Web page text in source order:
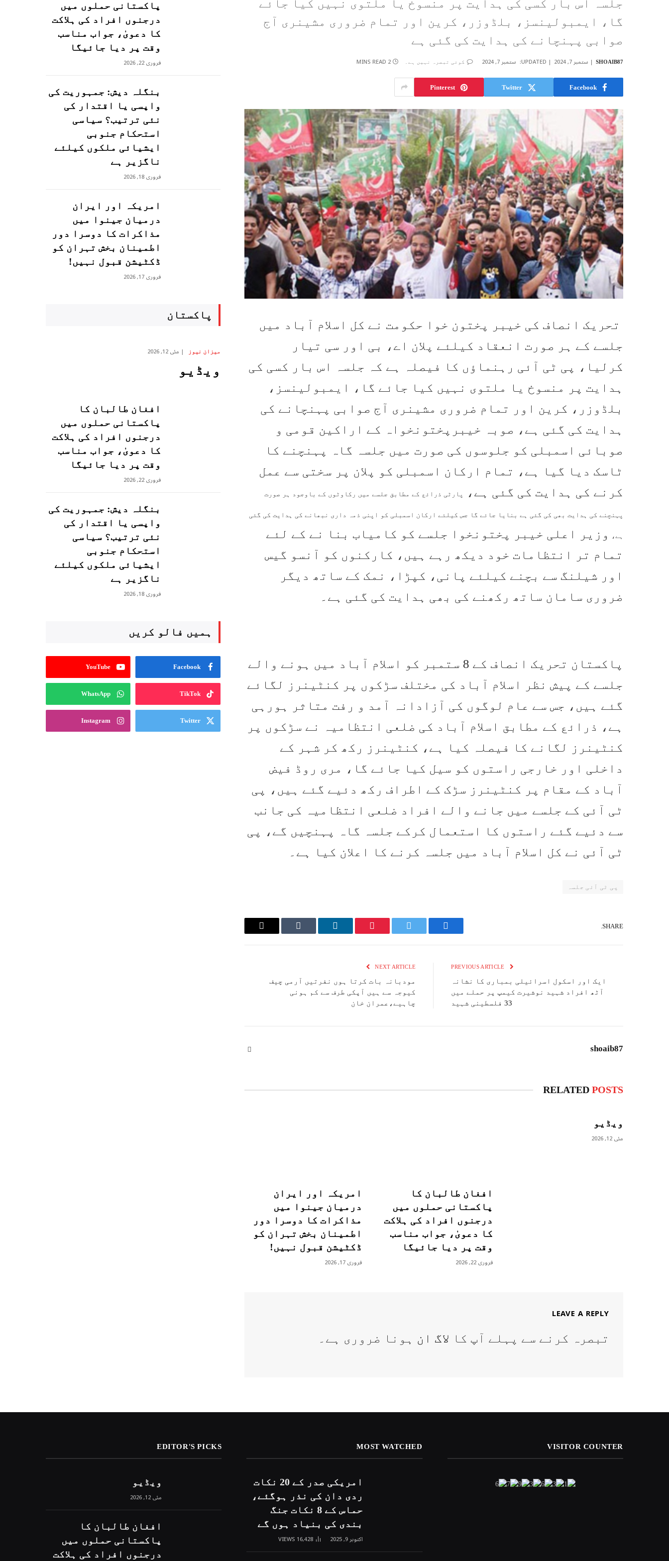
جلسہ اس بار کسی کی ہدایت پر منسوخ یا ملتوی نہیں کیا جائے
گا، ایمبولینسز، بلڈوزر، کرین اور تمام ضروری مشینری آج
صوابی پہنچانے کی ہدایت کی گئی ہے
SHOAIB87 ستمبر 7, 2024 UPDATED: ستمبر 7, 2024 کوئی تبصرہ نہیں ہے۔ 2 MINS READ
Facebook
Twitter
Pinterest
تحریک انصاف کی خیبر پختون خوا حکومت نے کل اسلام آباد میں
جلسے کے ہر صورت انعقاد کیلئے پلان اے، بی اور سی تیار
کرلیا، پی ٹی آئی رہنماؤں کا فیصلہ ہے کہ جلسہ اس بار کسی کی
ہدایت پر منسوخ یا ملتوی نہیں کیا جائے گا، ایمبولینسز،
بلڈوزر، کرین اور تمام ضروری مشینری آج صوابی پہنچانے کی
ہدایت کی گئی ہے، صوبہ خیبرپختونخواہ کے اراکین قومی و
صوبائی اسمبلی کو جلوسوں کی صورت میں جلسہ گاہ پہنچنے کا
ٹاسک دیا گیا ہے، تمام ارکان اسمبلی کو پلان پر سختی سے عمل
کرنے کی ہدایت کی گئی ہے،
پارٹی ذرائع کے مطابق جلسے میں رکاوٹوں کے باوجود ہر صورت
پہنچنے کی ہدایت بھی کی گئی ہے بنایا جائے گا جس کیلئے ارکان اسمبلی کو اپنی ذمہ داری نبھانے کی ہدایت کی گئی
ہے،
وزیر اعلی خیبر پختونخوا جلسے کو کامیاب بنا نے کے لئے
تمام تر انتظامات خود دیکھ رہے ہیں، کارکنوں کو آنسو گیس
اور شیلنگ سے بچنے کیلئے پانی، کپڑا، نمک کے ساتھ دیگر
ضروری سامان ساتھ رکھنے کی بھی ہدایت کی گئی ہے۔
پاکستان تحریک انصاف کے 8 ستمبر کو اسلام آباد میں ہونے والے
جلسے کے پیش نظر اسلام آباد کی مختلف سڑکوں پر کنٹینرز لگائے
گئے ہیں، جس سے عام لوگوں کی آزادانہ آمد و رفت متاثر ہورہی
ہے، ذرائع کے مطابق اسلام آباد کی ضلعی انتظامیہ نے سڑکوں پر
کنٹینرز لگانے کا فیصلہ کیا ہے، کنٹینرز رکھ کر شہر کے
داخلی اور خارجی راستوں کو سیل کیا جائے گا، مری روڈ فیض
آباد کے مقام پر کنٹینرز سڑک کے اطراف رکھ دئیے گئے ہیں، پی
ٹی آئی کے جلسے میں جانے والے افراد ضلعی انتظامیہ کی جانب
سے دئیے گئے راستوں کا استعمال کرکے جلسہ گاہ پہنچیں گے، پی
ٹی آئی نے کل اسلام آباد میں جلسہ کرنے کا اعلان کیا ہے۔
پی ٹی آئی جلسہ
SHARE.
Facebook
Twitter
Pinterest
LinkedIn
Tumblr
Email
ایک اور اسکول اسرائیلی بمباری کا نشانہ
آٹھ افراد شہید نوشیرت کیمپ پر حملے میں
33 فلسطینی شہید
NEXT ARTICLE
مودبانہ بات کرتا ہوں نفرتیں آرمی چیف
کیوجہ سے ہیں آپکی طرف سے کم ہونی
چاہیے،عمران خان
shoaib87
RELATED POSTS
ویڈیو
مئی 12, 2026
افغان طالبان کا
پاکستانی حملوں میں
درجنوں افراد کی ہلاکت
کا دعویٰ، جواب مناسب
وقت پر دیا جائیگا
فروری 22, 2026
امریکہ اور ایران
درمیان جینوا میں
مذاکرات کا دوسرا دور
اطمینان بخش تہران کو
ڈکٹیشن قبول نہیں!
فروری 17, 2026
LEAVE A REPLY
تبصرہ کرنے سے پہلے آپ کا لاگ ان ہونا ضروری ہے۔
پاکستانی حملوں میں
درجنوں افراد کی ہلاکت
کا دعویٰ، جواب مناسب
وقت پر دیا جائیگا
فروری 22, 2026
بنگلہ دیش: جمہوریت کی
واپسی یا اقتدار کی
نئی ترتیب؟ سیاسی
استحکام جنوبی
ایشیائی ملکوں کیلئے
ناگزیر ہے
فروری 18, 2026
امریکہ اور ایران
درمیان جینوا میں
مذاکرات کا دوسرا دور
اطمینان بخش تہران کو
ڈکٹیشن قبول نہیں!
فروری 17, 2026
پاکستان
میزان نیوز مئی 12, 2026
ویڈیو
افغان طالبان کا
پاکستانی حملوں میں
درجنوں افراد کی ہلاکت
کا دعویٰ، جواب مناسب
وقت پر دیا جائیگا
فروری 22, 2026
بنگلہ دیش: جمہوریت کی
واپسی یا اقتدار کی
نئی ترتیب؟ سیاسی
استحکام جنوبی
ایشیائی ملکوں کیلئے
ناگزیر ہے
فروری 18, 2026
ہمیں فالو کریں
Facebook
YouTube
TikTok
WhatsApp
Twitter
Instagram
VISITOR COUNTER
MOST WATCHED
امریکی صدر کے 20 نکات
ردی دان کی نذر ہوگئے،
حماس کے 8 نکات جنگ
بندی کی بنیاد ہوں گے
اکتوبر 9, 2025 16,428
VIEWS
EDITOR'S PICKS
ویڈیو
مئی 12, 2026
افغان طالبان کا
پاکستانی حملوں میں
درجنوں افراد کی ہلاکت